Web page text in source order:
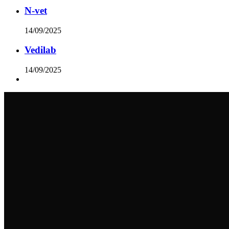
N-vet
14/09/2025
Vedilab
14/09/2025